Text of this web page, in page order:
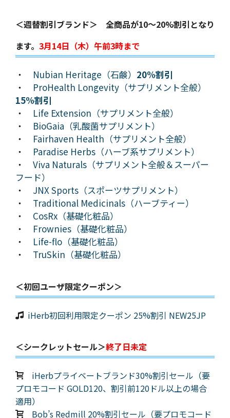
＜週替割引ブランド＞ 全商品が10～20%割引となり
ます。 3月14日（木）午前3時まで
・ Nubian Heritage（石鹸） 20%割引
・ ProHealth Longevity（サプリメント全般）
15%割引
・ Life Extension（サプリメント全般）
・ BioGaia（乳酸菌サプリメント）
・ Fairhaven Health（サプリメント全般）
・ Paradise Herbs（ハーブ系サプリメント）
・ Viva Naturals（サプリメント全般＆スーパー
フード）
・ JNX Sports（スポーツサプリメント）
・ Traditional Medicinals（ハーブティー）
・ CosRx（基礎化粧品）
・ Frownies（基礎化粧品）
・ Life-flo（基礎化粧品）
・ TruSkin（基礎化粧品）
＜初回ユーザ限定クーポン＞
iHerb初回利用限定クーポン 25%割引 NEW25JP
＜シークレットセール＞終了日未定
iHerbプライベートブランド30%割引セール（要
プロモコード GOLD120、割引前120ドル以上の場合
適用）
Bob’s Redmill 20%割引セール（要プロモコード